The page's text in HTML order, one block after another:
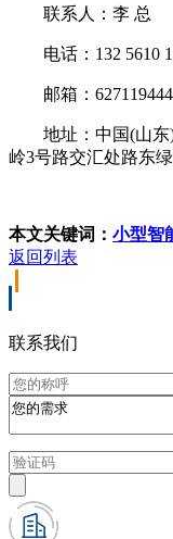
联系人：李 总
电话：132 5610
邮箱：
地址：中国(山东)
岭3号路交汇处路东
本文关键词： 小型智
返回列表
联系我们